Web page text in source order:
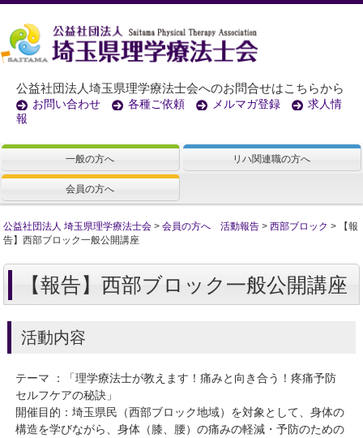
公益社団法人埼玉県理学療法士会へのお問合せはこちらから
お問い合わせ 各種ご依頼 メルマガ登録
求人情
報
一般の方へ リハ関連職の方へ
会員の方へ
公益社団法人 埼玉県理学療法士会 >会員の方へ 活動報告 >西部ブロック >
【報
告】西部ブロック一般公開講座
【報告】西部ブロック一般公開講座
活動内容
テーマ ：「理学療法士が教えます！痛みと向き合う！疼痛予防
セルフケアの秘訣」
開催目的：埼玉県民（西部ブロック地域）を対象として、身体の
構造を学びながら、身体（膝、腰）の痛みの軽減・予防のための